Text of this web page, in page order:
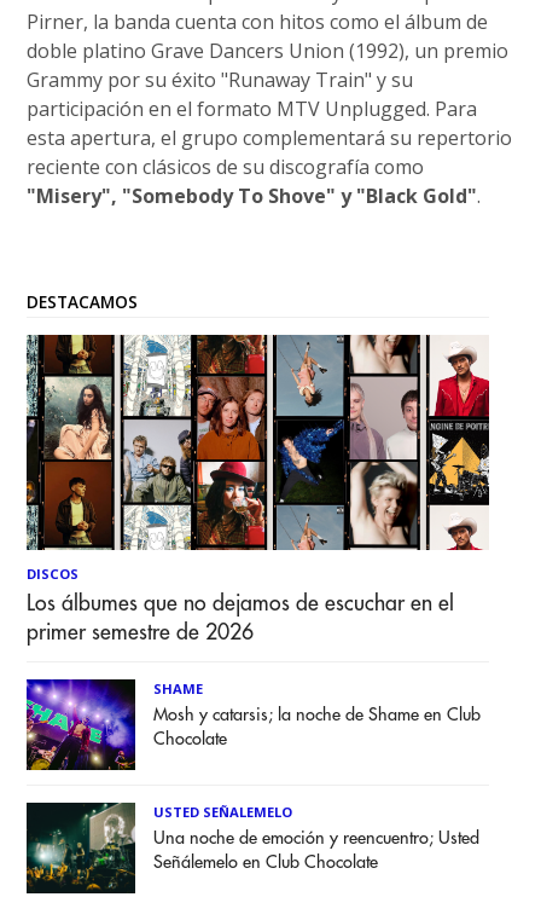
Pirner, la banda cuenta con hitos como el álbum de
doble platino Grave Dancers Union (1992), un premio
Grammy por su éxito "Runaway Train" y su
participación en el formato MTV Unplugged. Para
esta apertura, el grupo complementará su repertorio
reciente con clásicos de su discografía como
"Misery", "Somebody To Shove" y "Black Gold".
DESTACAMOS
DISCOS
Los álbumes que no dejamos de escuchar en el
primer semestre de 2026
SHAME
Mosh y catarsis; la noche de Shame en Club
Chocolate
USTED SEÑALEMELO
Una noche de emoción y reencuentro; Usted
Señálemelo en Club Chocolate